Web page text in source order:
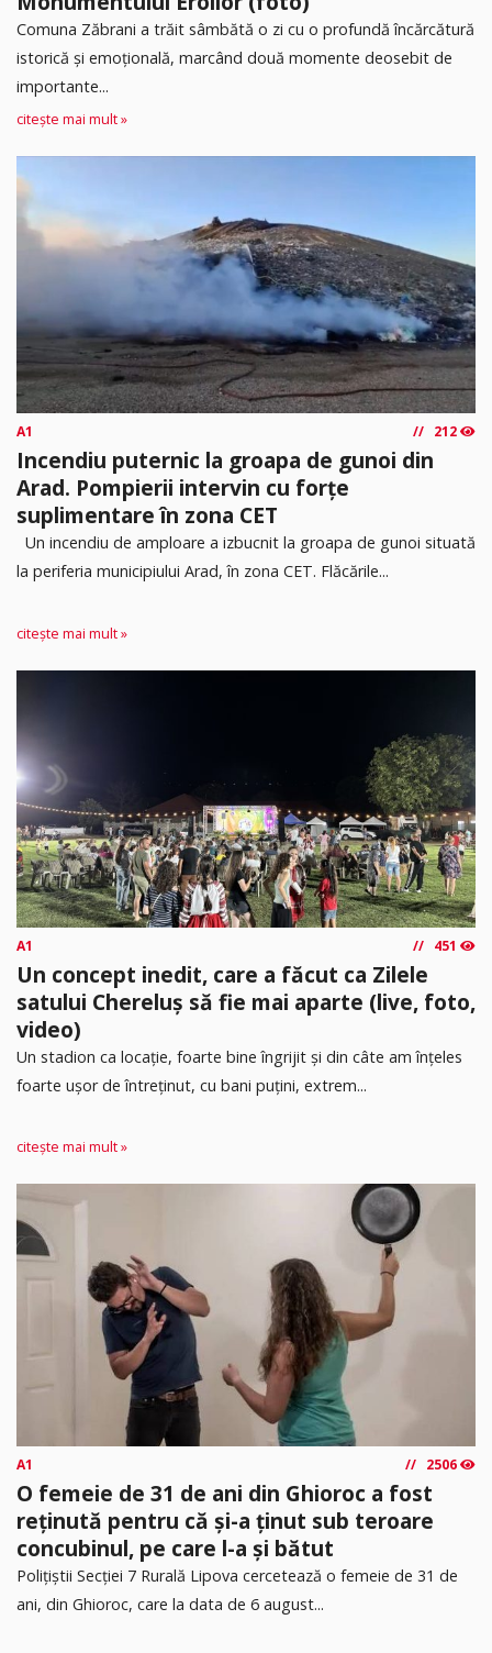
Comuna Zăbrani a trăit sâmbătă o zi cu o profundă încărcătură
istorică și emoțională, marcând două momente deosebit de
importante...
citește mai mult »
A1 212
Incendiu puternic la groapa de gunoi din
Arad. Pompierii intervin cu forțe
suplimentare în zona CET
Un incendiu de amploare a izbucnit la groapa de gunoi situată
la periferia municipiului Arad, în zona CET. Flăcările...
citește mai mult »
A1 451
Un concept inedit, care a făcut ca Zilele
satului Chereluș să fie mai aparte (live, foto,
video)
Un stadion ca locație, foarte bine îngrijit și din câte am înțeles
foarte ușor de întreținut, cu bani puțini, extrem...
citește mai mult »
A1 2506
O femeie de 31 de ani din Ghioroc a fost
reținută pentru că și-a ținut sub teroare
concubinul, pe care l-a și bătut
​Polițiștii Secției 7 Rurală Lipova cercetează o femeie de 31 de
ani, din Ghioroc, care la data de 6 august...